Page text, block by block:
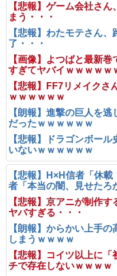
【悲報】ゲーム会社さ
まう・・・
【悲報】わたモテさん
了・・・
【画像】よつばと最新
すぎてヤバイｗｗｗｗｗ
【悲報】FF7リメイクさ
ｗｗｗｗｗｗ
【朗報】進撃の巨人を
だったｗｗｗｗｗｗ
【悲報】ドラゴンボー
いないｗｗｗｗｗｗ
【悲報】H×H信者「休
者「本当の闇、見せた
【悲報】京アニが制作
ヤバすぎる・・・
【朗報】からかい上手
しまうｗｗｗｗ
【悲報】コイツ以上に
チで存在しないｗｗｗｗ